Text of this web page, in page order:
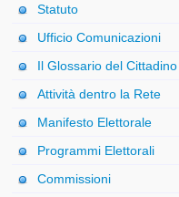
Statuto
Ufficio Comunicazioni
Il Glossario del Cittadino
Attività dentro la Rete
Manifesto Elettorale
Programmi Elettorali
Commissioni